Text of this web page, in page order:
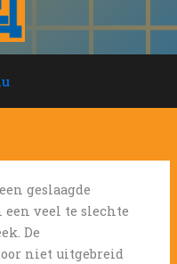
geslaagde
een veel te slechte
De
niet uitgebreid